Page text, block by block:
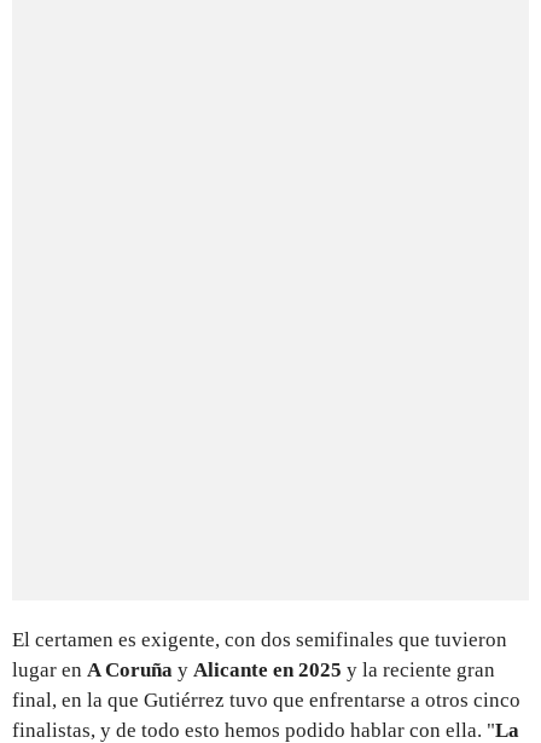
El certamen es exigente, con dos semifinales que tuvieron
lugar en A Coruña y Alicante en 2025 y la reciente gran
final, en la que Gutiérrez tuvo que enfrentarse a otros cinco
finalistas, y de todo esto hemos podido hablar con ella. "La